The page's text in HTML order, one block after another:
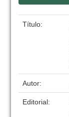
Título:
Autor:
Editorial: